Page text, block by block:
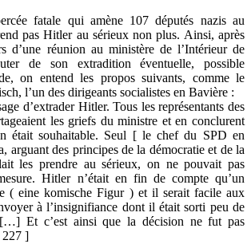
fatale qui amène 107 députés nazis au
pas Hitler au sérieux non plus. Ainsi, après
d’une réunion au ministère de l’Intérieur de
de son extradition éventuelle, possible
on entend les propos suivants, comme le
l’un des dirigeants socialistes en Bavière :
d’extrader Hitler. Tous les représentants des
les griefs du ministre et en conclurent
était souhaitable. Seul [ le chef du SPD en
arguant des principes de la démocratie et de la
les prendre au sérieux, on ne pouvait pas
Hitler n’était en fin de compte qu’un
( eine komische Figur ) et il serait facile aux
à l’insignifiance dont il était sorti peu de
[…] Et c’est ainsi que la décision ne fut pas
]